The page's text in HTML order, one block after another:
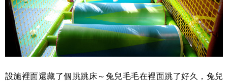
設施裡面還藏了個跳跳床～兔兒毛毛在裡面跳了好久，兔兒